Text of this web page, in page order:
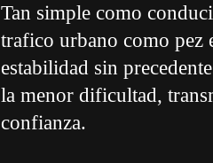
Tan simple como
trafico urbano como pez
estabilidad sin
la menor dificultad,
confianza.